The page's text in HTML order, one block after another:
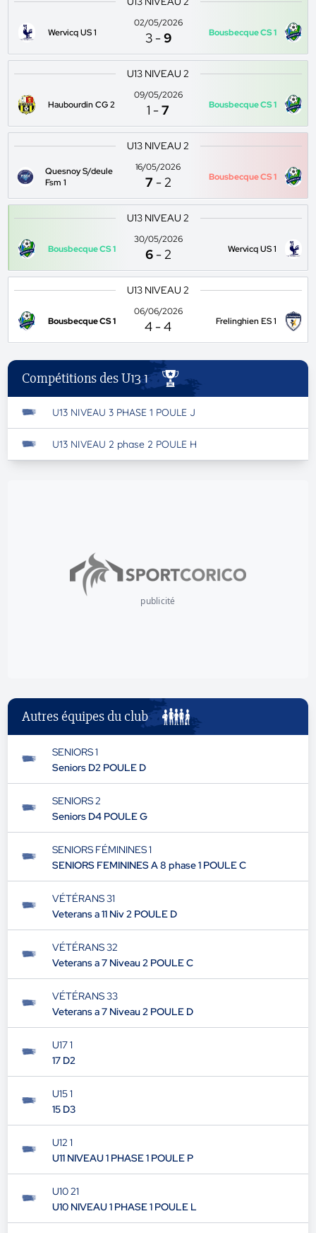
Wervicq US 1
02/05/2026
3 -9 Bousbecque CS 1
U13 NIVEAU 2
Haubourdin CG 2
09/05/2026
1 -7 Bousbecque CS 1
U13 NIVEAU 2
Quesnoy S/deule
Fsm 1
16/05/2026
7 -2 Bousbecque CS 1
U13 NIVEAU 2
Bousbecque CS 1
30/05/2026
6 -2 Wervicq US 1
U13 NIVEAU 2
Bousbecque CS 1
06/06/2026
4 -4 Frelinghien ES 1
Compétitions des U13 1
U13 NIVEAU 3 PHASE 1 POULE J
U13 NIVEAU 2 phase 2 POULE H
publicité
Autres équipes du club
SENIORS 1
Seniors D2 POULE D
SENIORS 2
Seniors D4 POULE G
SENIORS FÉMININES 1
SENIORS FEMININES A 8 phase 1 POULE C
VÉTÉRANS 31
Veterans a 11 Niv 2 POULE D
VÉTÉRANS 32
Veterans a 7 Niveau 2 POULE C
VÉTÉRANS 33
Veterans a 7 Niveau 2 POULE D
U17 1
17 D2
U15 1
15 D3
U12 1
U11 NIVEAU 1 PHASE 1 POULE P
U10 21
U10 NIVEAU 1 PHASE 1 POULE L